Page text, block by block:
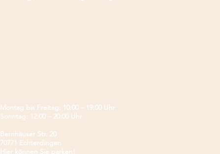
Montag bis Freitag: 10:00 – 19:00 Uhr
Sonntag: 12:00 – 20:00 Uhr
Bernhäuser Str. 20
70771 Echterdingen
Hier können Sie parken!